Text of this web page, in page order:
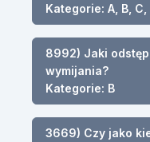
Kategorie: A, B, C,
8992) Jaki
wymijania?
Kategorie: B
3669) Czy jako